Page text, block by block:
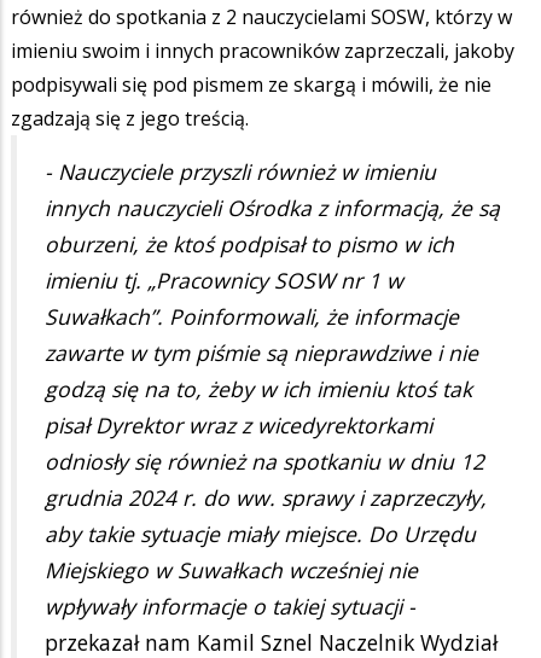
również do spotkania z 2 nauczycielami SOSW, którzy w
imieniu swoim i innych pracowników zaprzeczali, jakoby
podpisywali się pod pismem ze skargą i mówili, że nie
zgadzają się z jego treścią.
- Nauczyciele przyszli również w imieniu
innych nauczycieli Ośrodka z informacją, że są
oburzeni, że ktoś podpisał to pismo w ich
imieniu tj. „Pracownicy SOSW nr 1 w
Suwałkach”. Poinformowali, że informacje
zawarte w tym piśmie są nieprawdziwe i nie
godzą się na to, żeby w ich imieniu ktoś tak
pisał Dyrektor wraz z wicedyrektorkami
odniosły się również na spotkaniu w dniu 12
grudnia 2024 r. do ww. sprawy i zaprzeczyły,
aby takie sytuacje miały miejsce. Do Urzędu
Miejskiego w Suwałkach wcześniej nie
wpływały informacje o takiej sytuacji -
przekazał nam Kamil Sznel Naczelnik Wydział